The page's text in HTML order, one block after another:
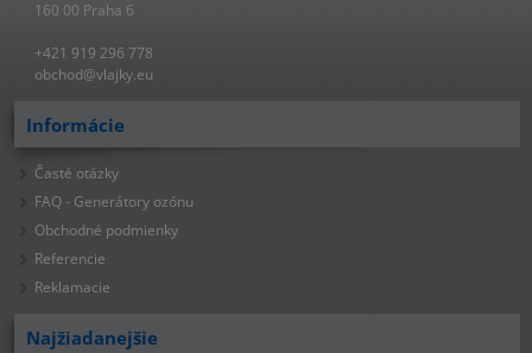
160 00 Praha 6
+421 919 296 778
obchod@vlajky.eu
Informácie
Časté otázky
FAQ - Generátory ozónu
Obchodné podmienky
Referencie
Reklamacie
Najžiadanejšie